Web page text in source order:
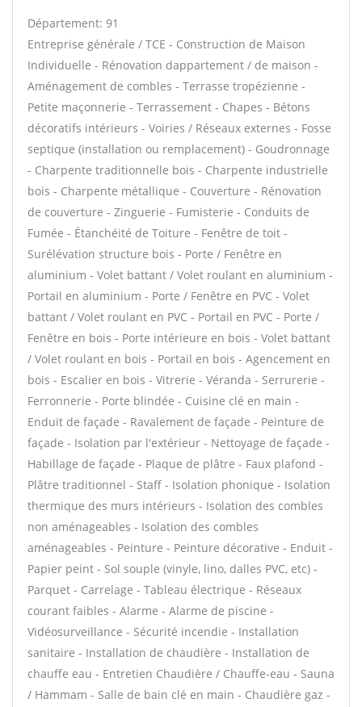
Département: 91
Entreprise générale / TCE - Construction de Maison
Individuelle - Rénovation dappartement / de maison -
Aménagement de combles - Terrasse tropézienne -
Petite maçonnerie - Terrassement - Chapes - Bétons
décoratifs intérieurs - Voiries / Réseaux externes - Fosse
septique (installation ou remplacement) - Goudronnage
- Charpente traditionnelle bois - Charpente industrielle
bois - Charpente métallique - Couverture - Rénovation
de couverture - Zinguerie - Fumisterie - Conduits de
Fumée - Étanchéité de Toiture - Fenêtre de toit -
Surélévation structure bois - Porte / Fenêtre en
aluminium - Volet battant / Volet roulant en aluminium -
Portail en aluminium - Porte / Fenêtre en PVC - Volet
battant / Volet roulant en PVC - Portail en PVC - Porte /
Fenêtre en bois - Porte intérieure en bois - Volet battant
/ Volet roulant en bois - Portail en bois - Agencement en
bois - Escalier en bois - Vitrerie - Véranda - Serrurerie -
Ferronnerie - Porte blindée - Cuisine clé en main -
Enduit de façade - Ravalement de façade - Peinture de
façade - Isolation par l'extérieur - Nettoyage de façade -
Habillage de façade - Plaque de plâtre - Faux plafond -
Plâtre traditionnel - Staff - Isolation phonique - Isolation
thermique des murs intérieurs - Isolation des combles
non aménageables - Isolation des combles
aménageables - Peinture - Peinture décorative - Enduit -
Papier peint - Sol souple (vinyle, lino, dalles PVC, etc) -
Parquet - Carrelage - Tableau électrique - Réseaux
courant faibles - Alarme - Alarme de piscine -
Vidéosurveillance - Sécurité incendie - Installation
sanitaire - Installation de chaudière - Installation de
chauffe eau - Entretien Chaudière / Chauffe-eau - Sauna
/ Hammam - Salle de bain clé en main - Chaudière gaz -